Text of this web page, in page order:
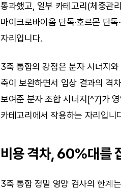
통과했고, 일부 카테고리(체중관
마이크로바이옴 단독·호르몬 단
자리입니다.
3축 통합의 강점은 분자 시너지
축이 보완하면서 임상 결과의 격
보여준 분자 조합 시너지[^7]가
카테고리에서 작용하는 자리입니
비용 격차, 60%대를
3축 통합 정밀 영양 검사의 한계